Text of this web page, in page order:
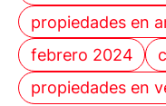
propiedades en
febrero 2024
propiedades en